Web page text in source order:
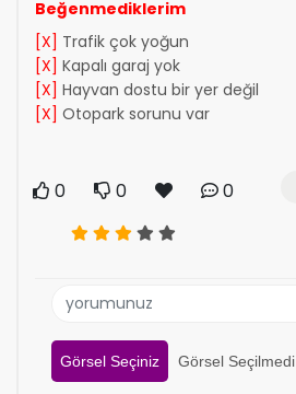
Beğenmediklerim
[X] Trafik çok yoğun
[X] Kapalı garaj yok
[X] Hayvan dostu bir yer değil
[X] Otopark sorunu var
0 0 0
Görsel Seçiniz Görsel Seçilmedi